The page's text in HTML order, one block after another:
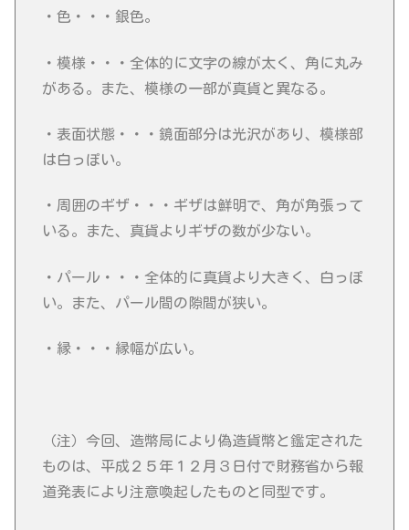
・色・・・銀色。
・模様・・・全体的に文字の線が太く、角に丸み
がある。また、模様の一部が真貨と異なる。
・表面状態・・・鏡面部分は光沢があり、模様部
は白っぽい。
・周囲のギザ・・・ギザは鮮明で、角が角張って
いる。また、真貨よりギザの数が少ない。
・パール・・・全体的に真貨より大きく、白っぽ
い。また、パール間の隙間が狭い。
・縁・・・縁幅が広い。
（注）今回、造幣局により偽造貨幣と鑑定された
ものは、平成２５年１２月３日付で財務省から報
道発表により注意喚起したものと同型です。